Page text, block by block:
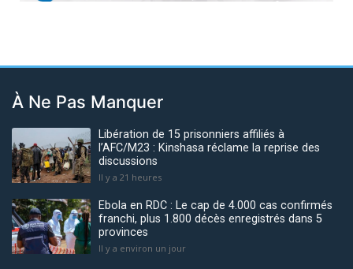
À Ne Pas Manquer
Libération de 15 prisonniers affiliés à
l’AFC/M23 : Kinshasa réclame la reprise des
discussions
Il y a 21 heures
Ebola en RDC : Le cap de 4.000 cas confirmés
franchi, plus 1.800 décès enregistrés dans 5
provinces
Il y a environ un jour